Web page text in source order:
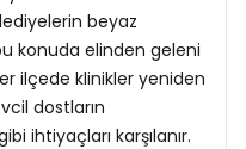
beyaz
konuda elinden geleni
ilçede klinikler yeniden
dostların
ihtiyaçları karşılanır.